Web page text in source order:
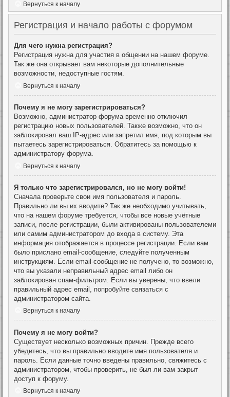
Вернуться к началу
Регистрация и начало работы с форумом
Для чего нужна регистрация?
Регистрация нужна для участия в общении на нашем форуме.
Так же она открывает вам некоторые дополнительные
возможности, недоступные гостям.
Вернуться к началу
Почему я не могу зарегистрироваться?
Возможно, администратор форума временно отключил
регистрацию новых пользователей. Также возможно, что он
заблокировал ваш IP-адрес или запретил имя, под которым вы
пытаетесь зарегистрироваться. Обратитесь за помощью к
администратору форума.
Вернуться к началу
Я только что зарегистрировался, но не могу войти!
Сначала проверьте свои имя пользователя и пароль.
Правильно ли вы их вводите? Так же необходимо учитывать,
что на нашем форуме требуется, чтобы все новые учётные
записи, после регистрации, были активированы пользователеми
или самим администратором до входа в систему. Эта
информация отображается в процессе регистрации. Если вам
было прислано email-сообщение, следуйте полученным
инструкциям. Если email-сообщение не получено, то возможно,
что вы указали неправильный адрес email либо он
заблокирован спам-фильтром. Если вы уверены, что ввели
правильный адрес email, попробуйте связаться с
администратором сайта.
Вернуться к началу
Почему я не могу войти?
Существует несколько возможных причин. Прежде всего
убедитесь, что вы правильно вводите имя пользователя и
пароль. Если данные точно введены правильно, свяжитесь с
администратором, чтобы проверить, не был ли вам закрыт
доступ к форуму.
Вернуться к началу